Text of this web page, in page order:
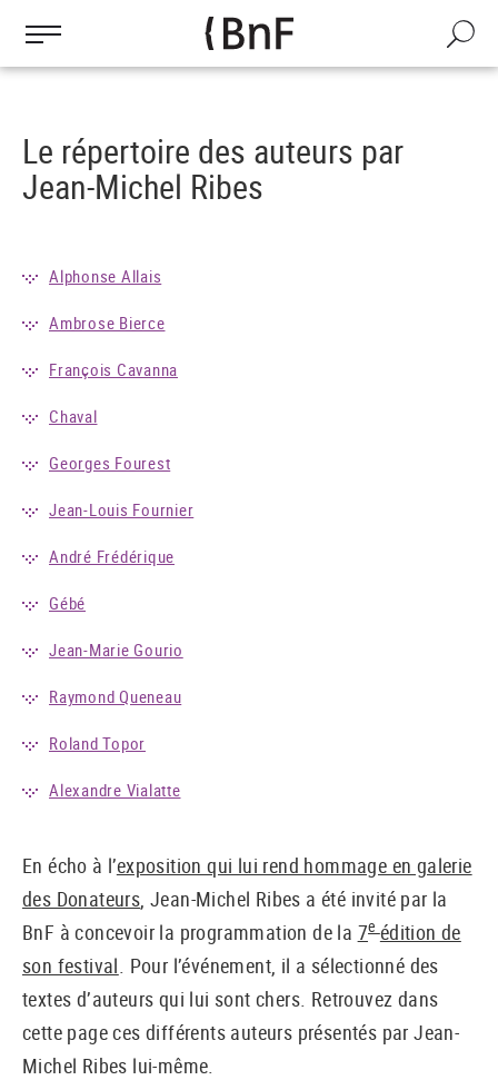
contenu
Recherche
Le répertoire des auteurs par
Jean-Michel Ribes
Alphonse Allais
Ambrose Bierce
François Cavanna
Chaval
Georges Fourest
Jean-Louis Fournier
André Frédérique
Gébé
Jean-Marie Gourio
Raymond Queneau
Roland Topor
Alexandre Vialatte
En écho à l’exposition qui lui rend hommage en galerie
des Donateurs, Jean-Michel Ribes a été invité par la
BnF à concevoir la programmation de la 7e édition de
son festival. Pour l’événement, il a sélectionné des
textes d’auteurs qui lui sont chers. Retrouvez dans
cette page ces différents auteurs présentés par Jean-
Michel Ribes lui-même.